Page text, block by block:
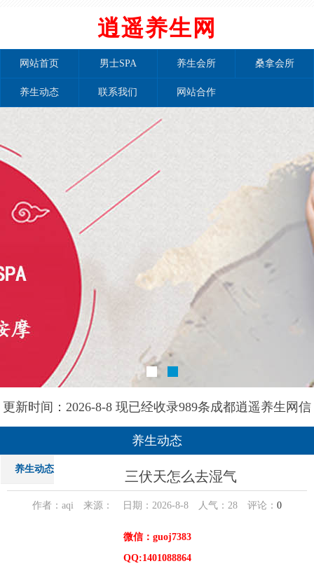
逍遥养生网
网站首页 男士SPA 养生会所 桑拿会所
养生动态 联系我们 网站合作
更新时间：2026-8-8 现已经收录989条成都逍遥养生网信
息
养生动态
养生动态 三伏天怎么去湿气
作者：aqi 来源： 日期：2026-8-8 人气： 28 评论： 0
微信：guoj7383
QQ:1401088864